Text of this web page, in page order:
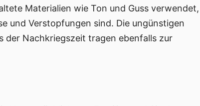
Materialien wie Ton und Guss
und Verstopfungen sind. Die ungünstigen
der Nachkriegszeit tragen ebenfalls zur